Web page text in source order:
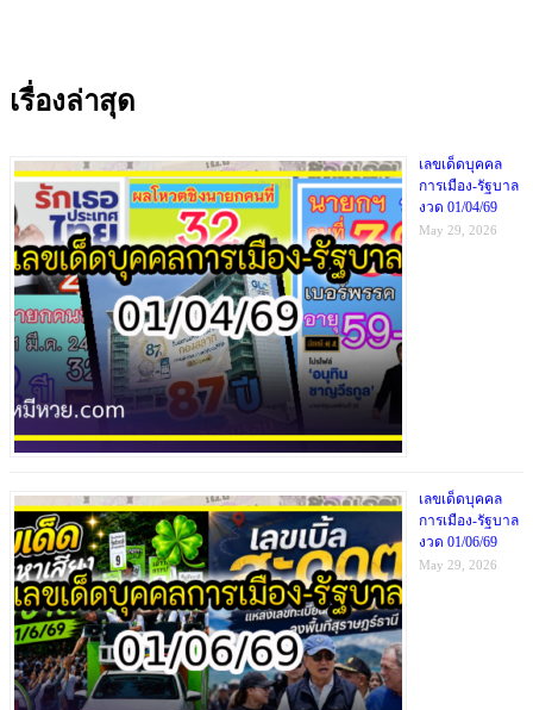
เรื่องล่าสุด
เลขเด็ดบุคคล
การเมือง-รัฐบาล
งวด 01/04/69
May 29, 2026
เลขเด็ดบุคคล
การเมือง-รัฐบาล
งวด 01/06/69
May 29, 2026